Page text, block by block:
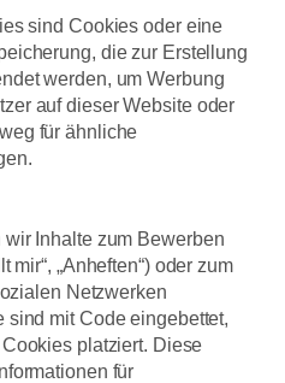
sind Cookies oder eine
die zur Erstellung
werden, um Werbung
auf dieser Website oder
für ähnliche
Inhalte zum Bewerben
mir“, „Anheften“) oder zum
Netzwerken
mit Code eingebettet,
platziert. Diese
für